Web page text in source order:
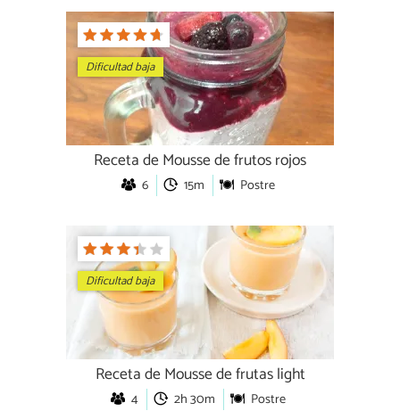
Dificultad baja
Receta de Mousse de frutos rojos
6 15m Postre
Dificultad baja
Receta de Mousse de frutas light
4 2h 30m Postre